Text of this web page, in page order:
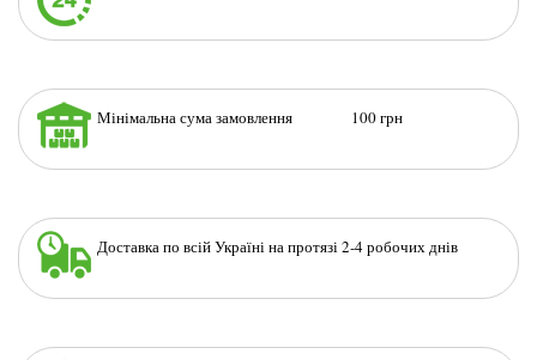
Мінімальна сума замовлення 100 грн
Доставка по всій Україні на протязі 2-4 робочих днів